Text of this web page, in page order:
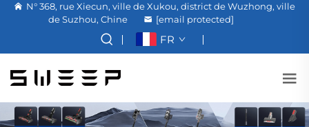
N° 368, rue Xiecun, ville de Xukou, district de Wuzhong, ville
de Suzhou, Chine
[email protected]
FR